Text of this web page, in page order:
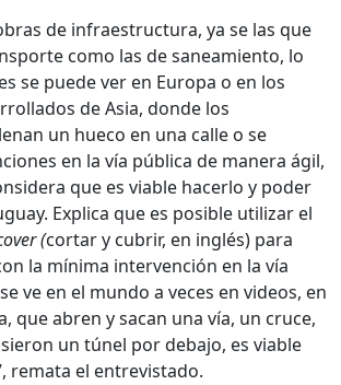
de infraestructura, ya se las que
como las de saneamiento, lo
se puede ver en Europa o en los
de Asia, donde los
un hueco en una calle o se
en la vía pública de manera ágil,
que es viable hacerlo y poder
Explica que es posible utilizar el
(cortar y cubrir, en inglés) para
la mínima intervención en la vía
ve en el mundo a veces en videos, en
que abren y sacan una vía, un cruce,
un túnel por debajo, es viable
remata el entrevistado.